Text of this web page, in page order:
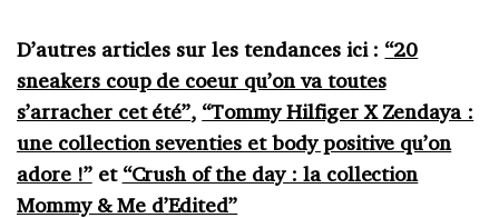
D’autres articles sur les tendances ici : “20
sneakers coup de coeur qu’on va toutes
s’arracher cet été”, “Tommy Hilfiger X Zendaya :
une collection seventies et body positive qu’on
adore !”et “Crush of the day : la collection
Mommy & Me d’Edited”